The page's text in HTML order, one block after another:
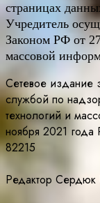
страницах
Учредитель
Законом РФ от
массовой
Сетевое издание
службой по
технологий и
ноября 2021
82215
Редактор